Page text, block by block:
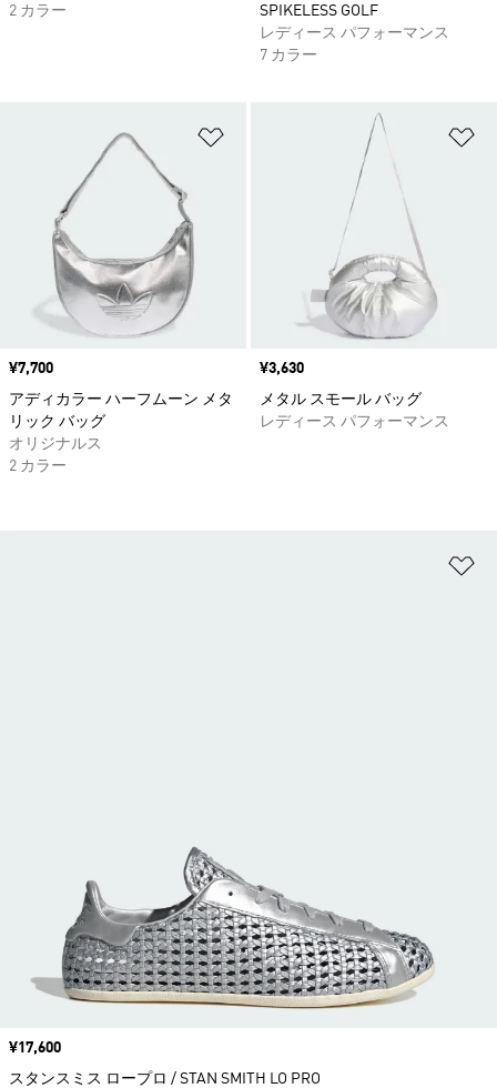
2 カラー
SPIKELESS GOLF
レディース パフォーマンス
7 カラー
ほしいものリストに追加
価格
¥7,700
アディカラー ハーフムーン メタ
リック バッグ
オリジナルス
2 カラー
価格
¥3,630
メタル スモール バッグ
レディース パフォーマンス
価格
¥17,600
スタンスミス ロープロ / STAN SMITH LO PRO